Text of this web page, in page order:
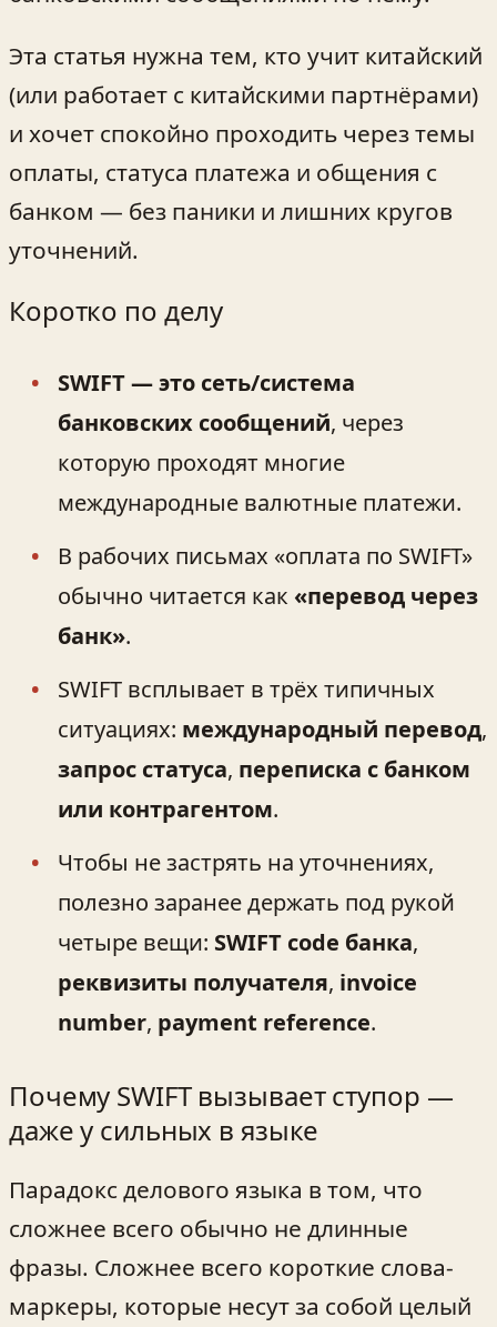
Эта статья нужна тем, кто учит китайский
(или работает с китайскими партнёрами)
и хочет спокойно проходить через темы
оплаты, статуса платежа и общения с
банком — без паники и лишних кругов
уточнений.
Коротко по делу
SWIFT — это сеть/система
банковских сообщений, через
которую проходят многие
международные валютные платежи.
В рабочих письмах «оплата по SWIFT»
обычно читается как «перевод через
банк».
SWIFT всплывает в трёх типичных
ситуациях: международный перевод,
запрос статуса, переписка с банком
или контрагентом.
Чтобы не застрять на уточнениях,
полезно заранее держать под рукой
четыре вещи: SWIFT code банка,
реквизиты получателя, invoice
number, payment reference.
Почему SWIFT вызывает ступор —
даже у сильных в языке
Парадокс делового языка в том, что
сложнее всего обычно не длинные
фразы. Сложнее всего короткие слова-
маркеры, которые несут за собой целый